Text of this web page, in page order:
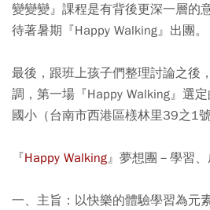
變變變』課程是有背後更深一層的
待著暑期『Happy Walking』出團。
最後，跟班上孩子們整理討論之後
調，第一場『Happy Walking』選定
國小 （台南市西港區檨林里39之1號
『Happy Walking』夢想團－學習
一、主旨：以快樂的體驗學習為元